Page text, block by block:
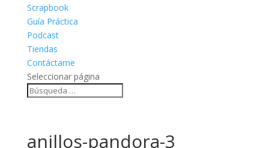
Scrapbook
Guía Práctica
Podcast
Tiendas
Contáctame
Seleccionar página
anillos-pandora-3